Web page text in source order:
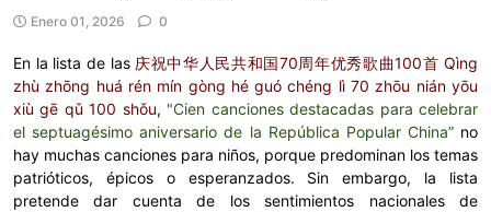
Enero 01, 2026 0
En la lista de las 庆祝中华人民共和国70周年优秀歌曲100首 Qìng
zhù zhōng huá rén mín gòng hé guó chéng lì 70 zhōu nián yōu
xiù gē qǔ 100 shǒu, "Cien canciones destacadas para celebrar
el septuagésimo aniversario de la República Popular China” no
hay muchas canciones para niños, porque predominan los temas
patrióticos, épicos o esperanzados. Sin embargo, la lista
pretende dar cuenta de los sentimientos nacionales de